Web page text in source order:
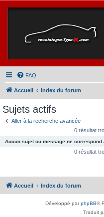
FAQ
Accueil Index du forum
Sujets actifs
Aller à la recherche avancée
0 résultat
Aucun sujet ou message ne
0 résultat
Accueil Index du forum
Développé parphpBB®
Traduit